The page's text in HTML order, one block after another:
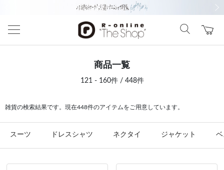
商品一覧
121 - 160件 / 448件
雑貨の検索結果です。現在448件のアイテムをご用意しています。
スーツ ドレスシャツ ネクタイ ジャケット